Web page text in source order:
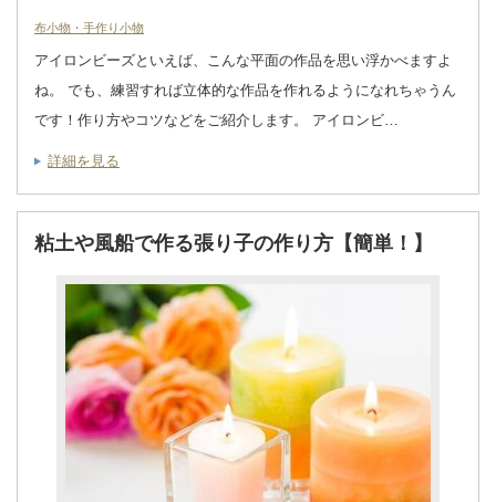
布小物・手作り小物
アイロンビーズといえば、こんな平面の作品を思い浮かべますよ
ね。 でも、練習すれば立体的な作品を作れるようになれちゃうん
です！作り方やコツなどをご紹介します。 アイロンビ…
詳細を見る
粘土や風船で作る張り子の作り方【簡単！】